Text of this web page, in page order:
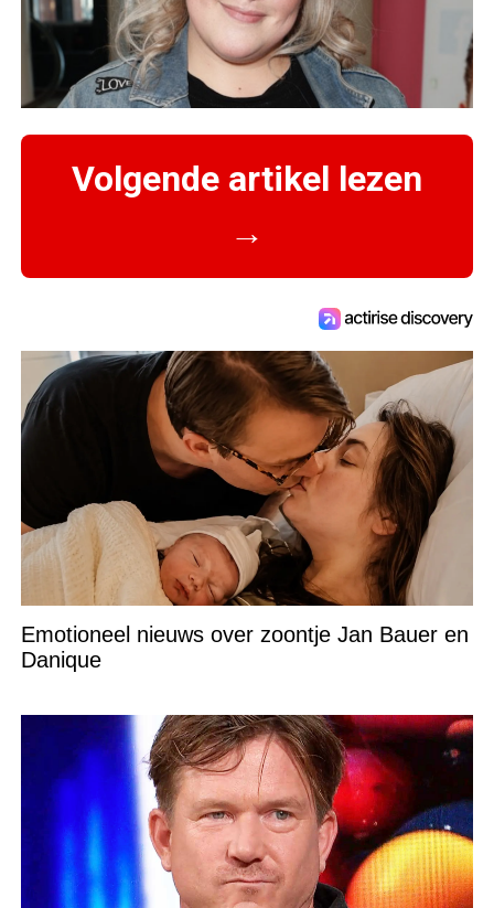
Volgende artikel lezen
→
Emotioneel nieuws over zoontje Jan Bauer en
Danique